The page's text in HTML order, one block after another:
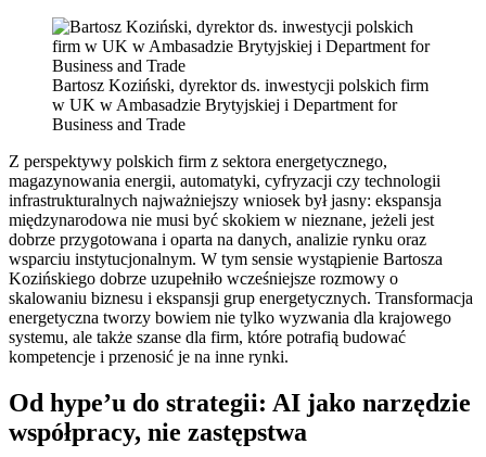
Bartosz Koziński, dyrektor ds. inwestycji polskich firm
w UK w Ambasadzie Brytyjskiej i Department for
Business and Trade
Z perspektywy polskich firm z sektora energetycznego,
magazynowania energii, automatyki, cyfryzacji czy technologii
infrastrukturalnych najważniejszy wniosek był jasny: ekspansja
międzynarodowa nie musi być skokiem w nieznane, jeżeli jest
dobrze przygotowana i oparta na danych, analizie rynku oraz
wsparciu instytucjonalnym. W tym sensie wystąpienie Bartosza
Kozińskiego dobrze uzupełniło wcześniejsze rozmowy o
skalowaniu biznesu i ekspansji grup energetycznych. Transformacja
energetyczna tworzy bowiem nie tylko wyzwania dla krajowego
systemu, ale także szanse dla firm, które potrafią budować
kompetencje i przenosić je na inne rynki.
Od hype’u do strategii: AI jako narzędzie
współpracy, nie zastępstwa